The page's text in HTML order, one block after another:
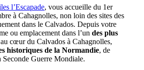
l’Escapade, vous accueille du 1er
à Cahagnolles, non loin des sites des
dans le Calvados. Depuis votre
ou emplacement dans l’un des plus
au cœur du Calvados à Cahagnolles,
historiques de la Normandie, de
Seconde Guerre Mondiale.